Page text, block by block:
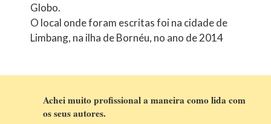
Globo.
O local onde foram escritas foi na cidade de
Limbang, na ilha de Bornéu, no ano de 2014
Achei muito profissional a maneira como lida com
os seus autores.